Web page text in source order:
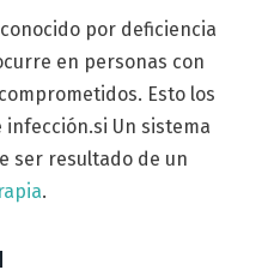
por deficiencia
en personas con
Esto los
Un sistema
ser resultado de un
.